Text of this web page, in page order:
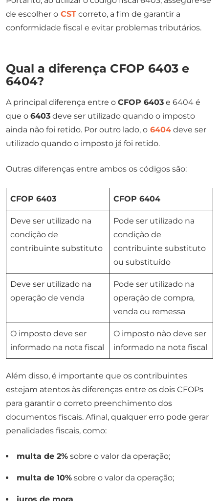
de escolher o CST correto, a fim de garantir a
conformidade fiscal e evitar problemas tributários.
Qual a diferença CFOP 6403 e
6404​?
A principal diferença entre o CFOP 6403 e 6404 é
que o 6403 deve ser utilizado quando o imposto
ainda não foi retido. Por outro lado, o 6404 deve ser
utilizado quando o imposto já foi retido.
Outras diferenças entre ambos os códigos são:
CFOP 6403 CFOP 6404
Deve ser utilizado na
condição de
contribuinte substituto
Pode ser utilizado na
condição de
contribuinte substituto
ou substituído
Deve ser utilizado na
operação de venda
Pode ser utilizado na
operação de compra,
venda ou remessa
O imposto deve ser
informado na nota fiscal
O imposto não deve ser
informado na nota fiscal
Além disso, é importante que os contribuintes
estejam atentos às diferenças entre os dois CFOPs
para garantir o correto preenchimento dos
documentos fiscais. Afinal, qualquer erro pode gerar
penalidades fiscais, como:
multa de 2% sobre o valor da operação;
multa de 10% sobre o valor da operação;